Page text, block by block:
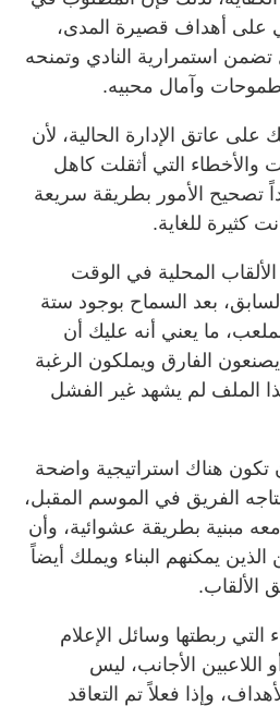
على أهداف قصيرة المدى،
استمرارية النادي وتمنحه
وآمال محبيه.
على عاتق الإدارة الحالية، لأن
والأخطاء التي أثقلت كاهل
تصحيح الأمور بطريقة سريعة
كثيرة للغاية.
المحلية في الوقت
بعد السماح بوجود ستة
ما يعني أنه عليك أن
الفارق ويملكون الرغبة
الملف لم يشهد غير الفشل
هناك استراتيجية واضحة
الفريق في الموسم المقبل،
معه مبنية بطريقة عشوائية، وأن
يمكنهم البناء ويملك أيضاً
الألقاب.
ربطتها وسائل الإعلام
اللاعبين الأجانب، ليس
وإذا فعلاً تم التعاقد